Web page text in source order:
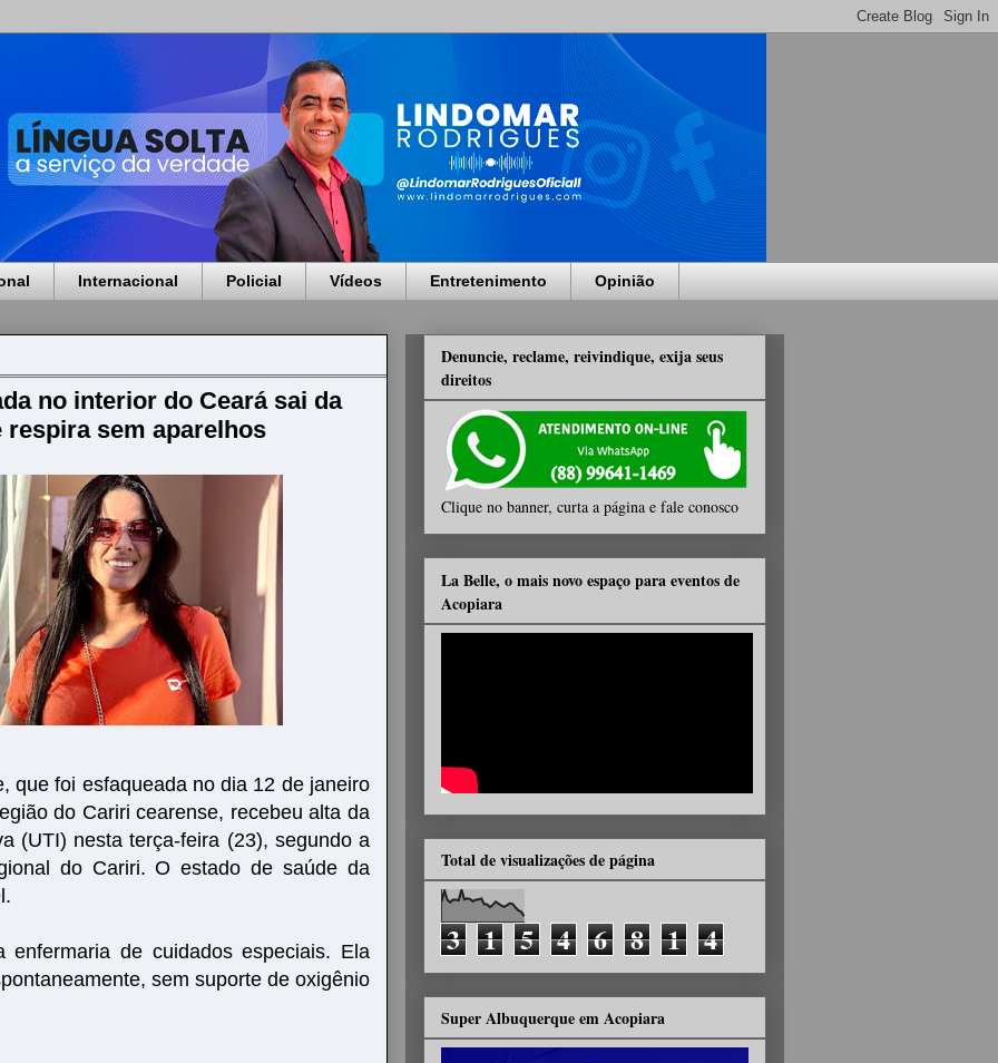
Internacional Policial Vídeos Entretenimento Opinião
no interior do Ceará sai da
respira sem aparelhos
que foi esfaqueada no dia 12 de janeiro
do Cariri cearense, recebeu alta da
(UTI) nesta terça-feira (23), segundo a
do Cariri. O estado de saúde da
de cuidados especiais. Ela
sem suporte de oxigênio
Denuncie, reclame, reivindique, exija seus
direitos
Clique no banner, curta a página e fale conosco
La Belle, o mais novo espaço para eventos de
Acopiara
Total de visualizações de página
3 1 5 4 6 8 1 4
Super Albuquerque em Acopiara